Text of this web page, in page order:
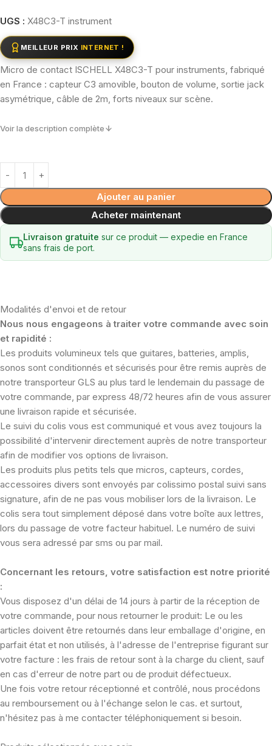
UGS : X48C3-T instrument
MEILLEUR PRIX INTERNET !
Micro de contact ISCHELL X48C3-T pour instruments, fabriqué
en France : capteur C3 amovible, bouton de volume, sortie jack
asymétrique, câble de 2m, forts niveaux sur scène.
Voir la description complète
Ajouter au panier
Acheter maintenant
Livraison gratuite sur ce produit — expedie en France
sans frais de port.
Modalités d'envoi et de retour
Nous nous engageons à traiter votre commande avec soin
et rapidité :
Les produits volumineux tels que guitares, batteries, amplis,
sonos sont conditionnés et sécurisés pour être remis auprès de
notre transporteur GLS au plus tard le lendemain du passage de
votre commande, par express 48/72 heures afin de vous assurer
une livraison rapide et sécurisée.
Le suivi du colis vous est communiqué et vous avez toujours la
possibilité d'intervenir directement auprès de notre transporteur
afin de modifier vos options de livraison.
Les produits plus petits tels que micros, capteurs, cordes,
accessoires divers sont envoyés par colissimo postal suivi sans
signature, afin de ne pas vous mobiliser lors de la livraison. Le
colis sera tout simplement déposé dans votre boîte aux lettres,
lors du passage de votre facteur habituel. Le numéro de suivi
vous sera adressé par sms ou par mail.
Concernant les retours, votre satisfaction est notre priorité
:
Vous disposez d'un délai de 14 jours à partir de la réception de
votre commande, pour nous retourner le produit: Le ou les
articles doivent être retournés dans leur emballage d'origine, en
parfait état et non utilisés, à l'adresse de l'entreprise figurant sur
votre facture : les frais de retour sont à la charge du client, sauf
en cas d'erreur de notre part ou de produit défectueux.
Une fois votre retour réceptionné et contrôlé, nous procédons
au remboursement ou à l'échange selon le cas. et surtout,
n'hésitez pas à me contacter téléphoniquement si besoin.